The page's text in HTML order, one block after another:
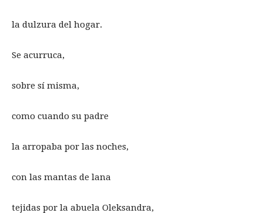
la dulzura del hogar.
Se acurruca,
sobre sí misma,
como cuando su padre
la arropaba por las noches,
con las mantas de lana
tejidas por la abuela Oleksandra,